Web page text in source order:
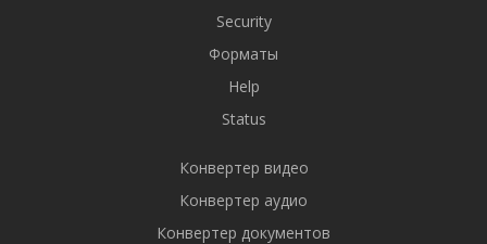
Security
Форматы
Help
Status
Конвертер видео
Конвертер аудио
Конвертер документов